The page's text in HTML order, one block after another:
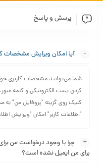
پرسش و پاسخ
آیا امکان ویرایش مشخصات
شما می‏‌توانید مشخصات کاربری خود
کردن پست الکترونیکی و کلمه
کلیک روی گزینه "پروفایل من"
"اطلاعات کاربر" امکان "ویرایش
چرا با وجود درخواست من
برای من ایمیل نشده است؟